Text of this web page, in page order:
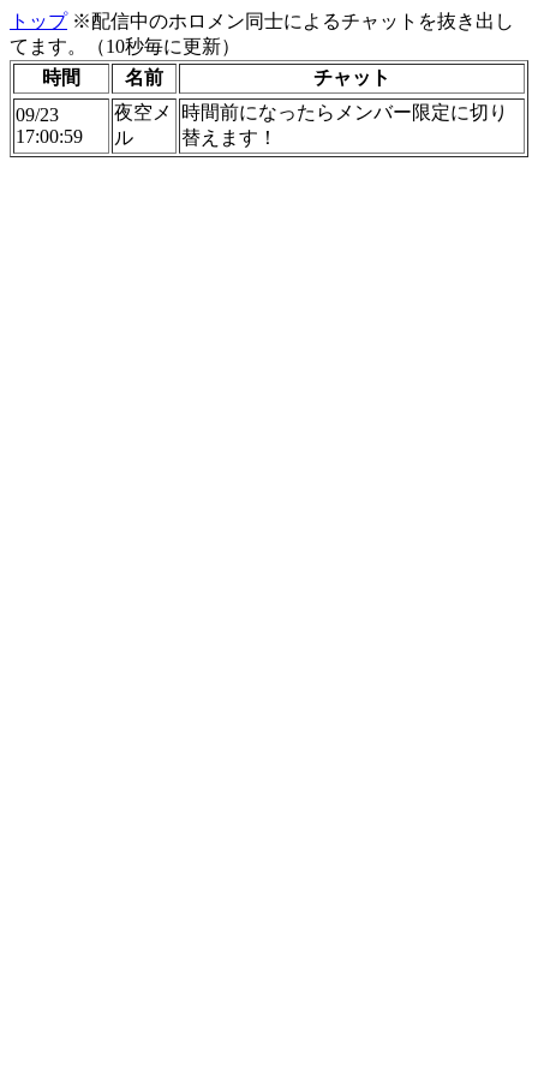
トップ※配信中のホロメン同士によるチャットを抜き出し
てます。（10秒毎に更新）
時間
名前
チャット
09/23
17:00:59
夜空メ
ル
時間前になったらメンバー限定に切り
替えます！